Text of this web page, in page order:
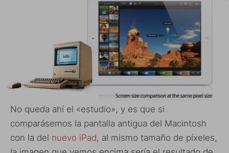
No queda ahí el «estudio», y es que si
comparásemos la pantalla antigua del Macintosh
con la del nuevo iPad, al mismo tamaño de píxeles,